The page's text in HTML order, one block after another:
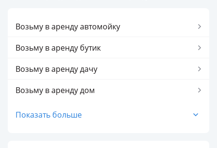
Возьму в аренду автомойку
Возьму в аренду бутик
Возьму в аренду дачу
Возьму в аренду дом
Возьму в аренду кафе
Показать больше